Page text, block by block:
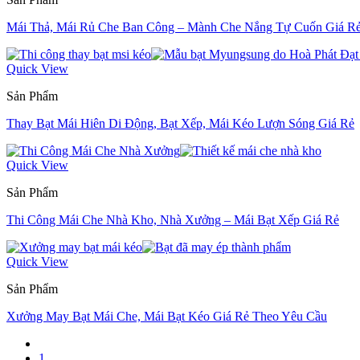
Mái Thả, Mái Rủ Che Ban Công – Mành Che Nắng Tự Cuốn Giá
Quick View
Sản Phẩm
Thay Bạt Mái Hiên Di Động, Bạt Xếp, Mái Kéo Lượn Sóng Giá Rẻ
Quick View
Sản Phẩm
Thi Công Mái Che Nhà Kho, Nhà Xưởng – Mái Bạt Xếp Giá Rẻ
Quick View
Sản Phẩm
Xưởng May Bạt Mái Che, Mái Bạt Kéo Giá Rẻ Theo Yêu Cầu